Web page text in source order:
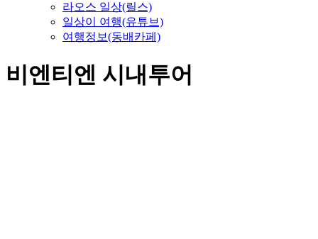
라오스 일상(릴스)
일상이 여행(유튜브)
여행정보(동배카페)
비엔티엔 시내투어